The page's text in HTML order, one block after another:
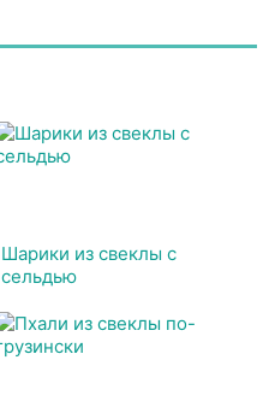
Шарики из свеклы с
сельдью